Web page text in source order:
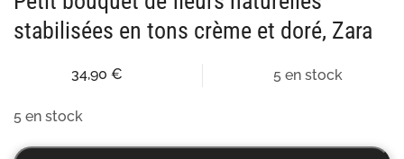
stabilisées en tons crème et doré, Zara
34,90 € 5 en stock
5 en stock